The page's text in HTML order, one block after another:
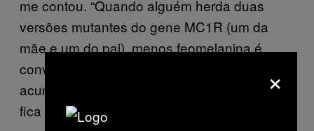
me contou. “Quando alguém herda duas
versões mutantes do gene MC1R (um da
mãe e um do pai), menos feomelanina é
convertida em eumelanina. A feomelanina se
acumula nas células de pigmento e a pessoa
fica com cabelo ruivo e pele clara.”
×